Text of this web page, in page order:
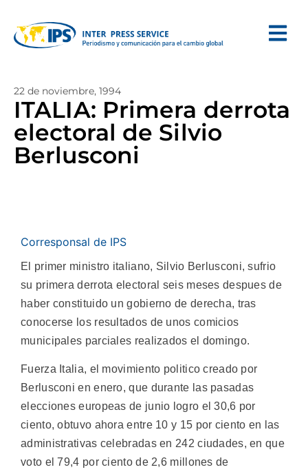
22 de noviembre, 1994
ITALIA: Primera derrota
electoral de Silvio
Berlusconi
Corresponsal de IPS
El primer ministro italiano, Silvio Berlusconi, sufrio
su primera derrota electoral seis meses despues de
haber constituido un gobierno de derecha, tras
conocerse los resultados de unos comicios
municipales parciales realizados el domingo.
Fuerza Italia, el movimiento politico creado por
Berlusconi en enero, que durante las pasadas
elecciones europeas de junio logro el 30,6 por
ciento, obtuvo ahora entre 10 y 15 por ciento en las
administrativas celebradas en 242 ciudades, en que
voto el 79,4 por ciento de 2,6 millones de